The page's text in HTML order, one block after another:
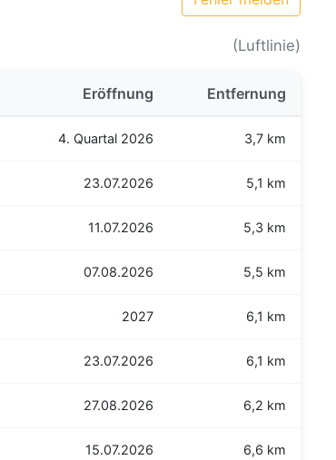
(Luftlinie)
Eröffnung Entfernung
4. Quartal 2026 3,7 km
23.07.2026 5,1 km
11.07.2026 5,3 km
07.08.2026 5,5 km
2027 6,1 km
23.07.2026 6,1 km
27.08.2026 6,2 km
15.07.2026 6,6 km